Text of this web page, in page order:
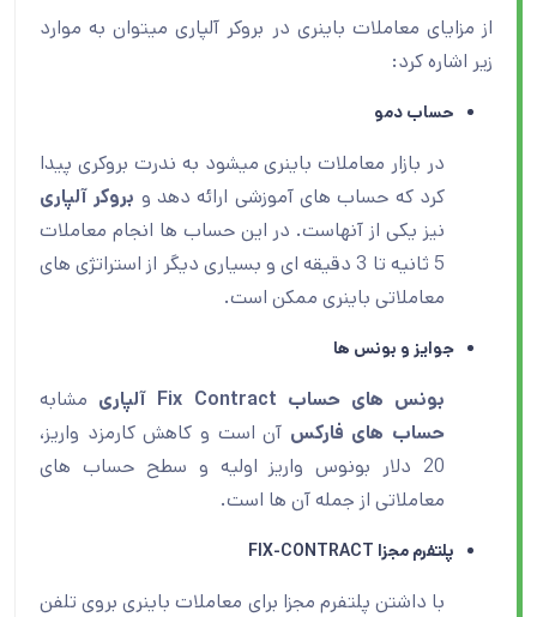
از مزایای معاملات باینری در بروکر آلپاری میتوان به موارد
زیر اشاره کرد:
حساب دمو
در بازار معاملات باینری میشود به ندرت بروکری پیدا
کرد که حساب های آموزشی ارائه دهد و بروکر آلپاری
نیز یکی از آنهاست. در این حساب ها انجام معاملات
5 ثانیه تا 3 دقیقه ای و بسیاری دیگر از استراتژی های
معاملاتی باینری ممکن است.
جوایز و بونس ها
بونس های حساب Fix Contract آلپاری
مشابه
حساب های فارکس آن است و کاهش کارمزد واریز،
20 دلار بونوس واریز اولیه و سطح حساب های
معاملاتی از جمله آن ها است.
پلتفرم مجزا FIX-CONTRACT
با داشتن پلتفرم مجزا برای معاملات باینری بروی تلفن